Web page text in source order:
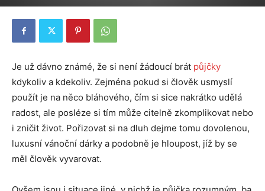
Je už dávno známé, že si není žádoucí brát půjčky
kdykoliv a kdekoliv. Zejména pokud si člověk usmyslí
použít je na něco bláhového, čím si sice nakrátko udělá
radost, ale posléze si tím může citelně zkomplikovat nebo
i zničit život. Pořizovat si na dluh dejme tomu dovolenou,
luxusní vánoční dárky a podobně je hloupost, jíž by se
měl člověk vyvarovat.